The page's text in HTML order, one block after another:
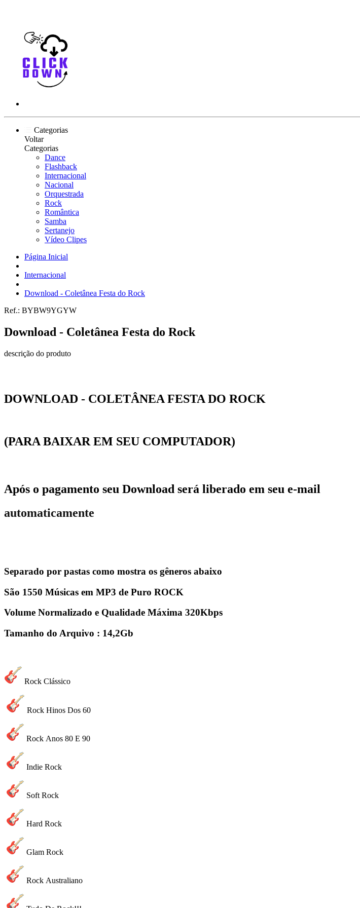
Categorias
Voltar
Categorias
Dance
Flashback
Internacional
Nacional
Orquestrada
Rock
Romântica
Samba
Sertanejo
Vídeo Clipes
Página Inicial
Internacional
Download - Coletânea Festa do Rock
Ref.: BYBW9YGYW
Download - Coletânea Festa do Rock
descrição do produto
DOWNLOAD - COLETÂNEA FESTA DO ROCK
(PARA BAIXAR EM SEU COMPUTADOR)
Após o pagamento seu Download será liberado em seu e-mail
automaticamente
Separado por pastas como mostra os gêneros abaixo
São 1550 Músicas em MP3 de Puro ROCK
Volume Normalizado e Qualidade Máxima 320Kbps
Tamanho do Arquivo : 14,2Gb
Rock Clássico
Rock Hinos Dos 60
Rock Anos 80 E 90
Indie Rock
Soft Rock
Hard Rock
Glam Rock
Rock Australiano